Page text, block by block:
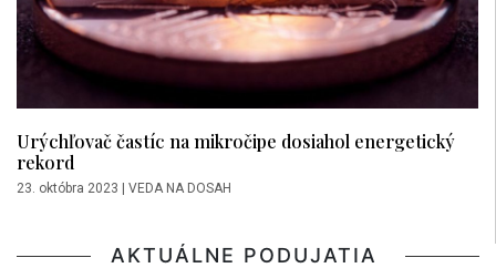
Urýchľovač častíc na mikročipe dosiahol energetický
rekord
23. októbra 2023 | VEDA NA DOSAH
AKTUÁLNE PODUJATIA